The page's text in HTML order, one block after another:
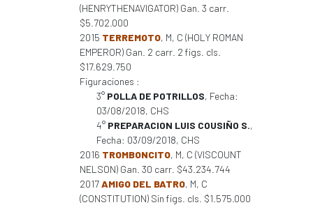
(HENRYTHENAVIGATOR) Gan. 3 carr.
$5.702.000
2015 TERREMOTO, M, C (HOLY ROMAN
EMPEROR) Gan. 2 carr. 2 figs. cls.
$17.629.750
Figuraciones :
3° POLLA DE POTRILLOS, Fecha:
03/08/2018, CHS
4° PREPARACION LUIS COUSIÑO S.,
Fecha: 03/09/2018, CHS
2016 TROMBONCITO, M, C (VISCOUNT
NELSON) Gan. 30 carr. $43.234.744
2017AMIGO DEL BATRO, M, C
(CONSTITUTION) Sin figs. cls. $1.575.000